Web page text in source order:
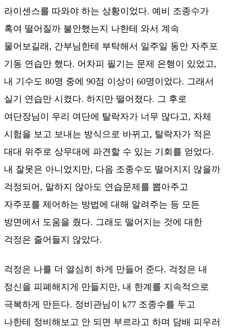
라이센스를 따와야 하는 상황이었다. 예비 조종수가
혹여 떨어질까 불안했는지 나한테 와서 계속
물어보길래, 간부님한테 부탁해서 일주일 동안 자주포
기동 연습만 했다. 어차피 필기는 문제 은행이 있었고,
내 기수도 80명 중에 90점 이상이 60명이었다. 그래서
실기 연습만 시켰다. 하지만 떨어졌다. 그 후로
여단장님이 우리 여단에 탈락자가 너무 많다고, 자체
시험을 보고 보내는 방식으로 바뀌고, 탈락자가 적은
대대 위주로 상무대에 파견할 수 있는 기회를 얻었다.
내 잘못은 아니었지만, 다음 조종수도 떨어지지 않을까
걱정되어, 말하지 않아도 연습문제를 뽑아주고
자주포를 제어하는 방법에 대해 알려주는 등 모든
방면에서 도움을 줬다. 그래도 떨어지는 것에 대한
걱정은 줄어들지 않았다.
걱정은 나를 더 열심히 하게 만들어 준다. 걱정은 내
정신을 피폐해지게 만들지만, 내 한계를 지속적으로
극복하게 만든다. 정비관님이 k77 조종수를 두고
나한테 정비해보고 안 되면 부르라고 하며 담배 피우러